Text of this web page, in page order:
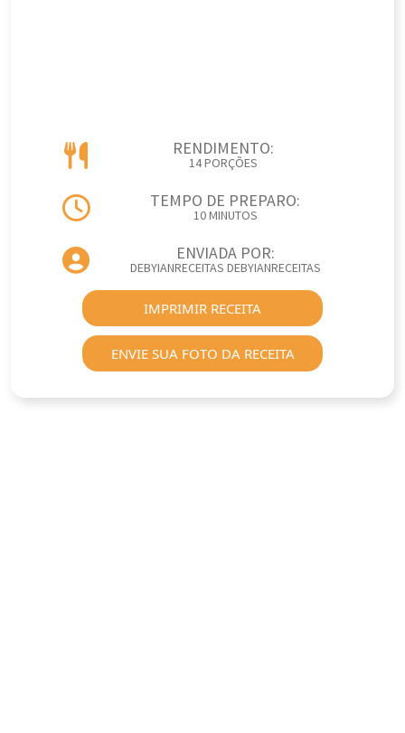
RENDIMENTO:
14 PORÇÕES
TEMPO DE PREPARO:
10 MINUTOS
ENVIADA POR:
DEBYIANRECEITAS DEBYIANRECEITAS
IMPRIMIR RECEITA
ENVIE SUA FOTO DA RECEITA